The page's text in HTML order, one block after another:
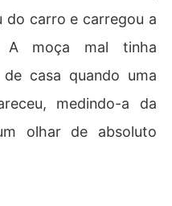
do carro e carregou a
A moça mal tinha
casa quando uma
medindo-a da
olhar de absoluto